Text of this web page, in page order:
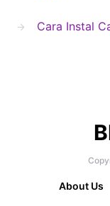
Cara Instal
About Us